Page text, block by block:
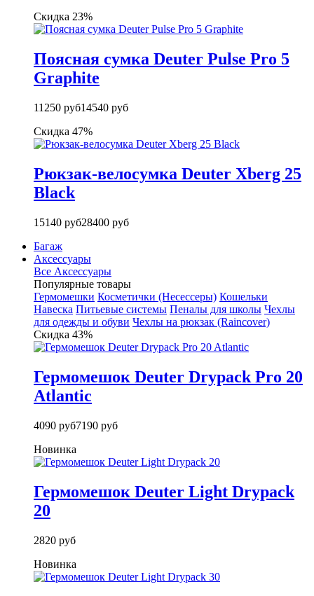
Скидка 23%
Поясная сумка Deuter Pulse Pro 5
Graphite
11250 руб14540 руб
Скидка 47%
Рюкзак-велосумка Deuter Xberg 25
Black
15140 руб28400 руб
Багаж
Аксессуары
Все Аксессуары
Популярные товары
Гермомешки Косметички (Несессеры) Кошельки
Навеска Питьевые системы Пеналы для школы Чехлы
для одежды и обуви Чехлы на рюкзак (Raincover)
Скидка 43%
Гермомешок Deuter Drypack Pro 20
Atlantic
4090 руб7190 руб
Новинка
Гермомешок Deuter Light Drypack
20
2820 руб
Новинка